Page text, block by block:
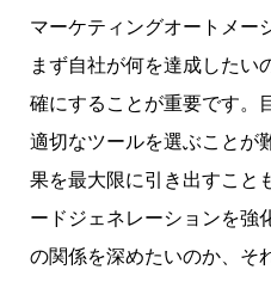
マーケティングオートメー
まず自社が何を達成したい
確にすることが重要です。
適切なツールを選ぶことが
果を最大限に引き出すこと
ードジェネレーションを強
の関係を深めたいのか、そ